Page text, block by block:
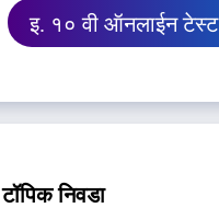
इ. १० वी ऑनलाईन टेस्ट
टॉपिक निवडा